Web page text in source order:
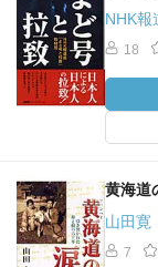
NHK報
18
黄海道
山田寛
7